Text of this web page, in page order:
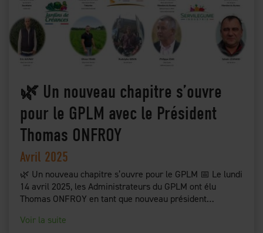
🌿 Un nouveau chapitre s’ouvre
pour le GPLM avec le Président
Thomas ONFROY
Avril 2025
🌿 Un nouveau chapitre s’ouvre pour le GPLM 📅 Le lundi
14 avril 2025, les Administrateurs du GPLM ont élu
Thomas ONFROY en tant que nouveau président…
Voir la suite